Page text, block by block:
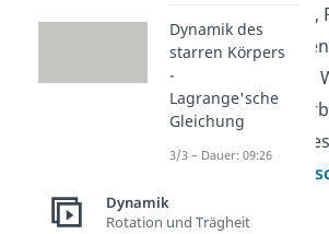
du, wie
viele Formeln mit
Umdrehungen
Videos dazu
Dynamik des
starren Körpers
-
Lagrange'sche
Gleichung
3/3 – Dauer: 09:26
Dynamik
Rotation und Trägheit